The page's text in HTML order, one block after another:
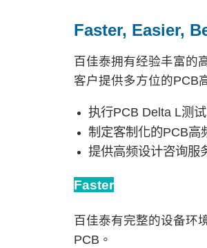
Faster, Easier,
百佳泰拥有经验丰富的
客户提供多方位的PCB
执行PCB Delta L测
制定客制化的PCB高
提供高频设计咨询服
Faster
百佳泰有完整的设备环
PCB。